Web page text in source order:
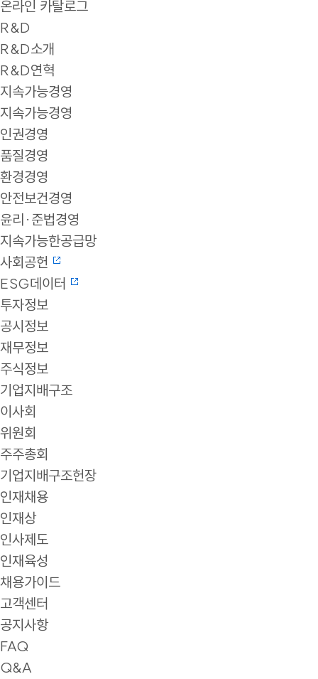
온라인 카탈로그
R&D
R&D소개
R&D연혁
지속가능경영
지속가능경영
인권경영
품질경영
환경경영
안전보건경영
윤리·준법경영
지속가능한공급망
사회공헌
ESG데이터
투자정보
공시정보
재무정보
주식정보
기업지배구조
이사회
위원회
주주총회
기업지배구조헌장
인재채용
인재상
인사제도
인재육성
채용가이드
고객센터
공지사항
FAQ
Q&A